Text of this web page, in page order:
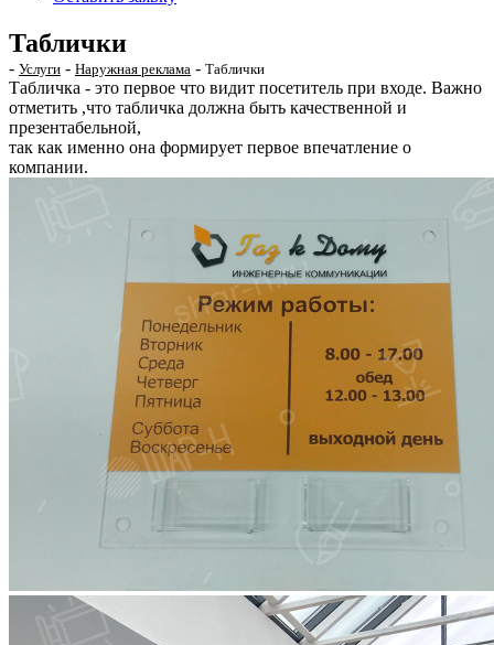
Таблички
- Услуги - Наружная реклама - Таблички
Табличка - это первое что видит посетитель при входе. Важно
отметить ,что табличка должна быть качественной и
презентабельной,
так как именно она формирует первое впечатление о
компании.